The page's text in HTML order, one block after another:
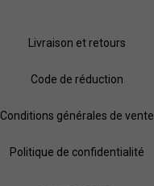
Livraison et retours
Code de réduction
Conditions générales de vente
Politique de confidentialité